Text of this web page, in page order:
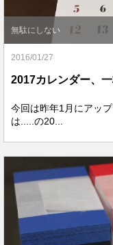
無駄にしない
2016/01/27
2017カレンダー、
今回は昨年1月にアッ
は.....の20...